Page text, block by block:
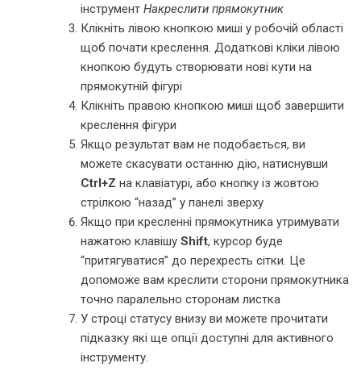
інструмент Накреслити прямокутник
Клікніть лівою кнопкою миші у робочій області
щоб почати креслення. Додаткові кліки лівою
кнопкою будуть створювати нові кути на
прямокутній фігурі
Клікніть правою кнопкою миші щоб завершити
креслення фігури
Якщо результат вам не подобається, ви
можете скасувати останню дію, натиснувши
Ctrl+Z на клавіатурі, або кнопку із жовтою
стрілкою “назад” у панелі зверху
Якщо при кресленні прямокутника утримувати
нажатою клавішу Shift, курсор буде
“притягуватися” до перехресть сітки. Це
допоможе вам креслити сторони прямокутника
точно паралельно сторонам листка
У строці статусу внизу ви можете прочитати
підказку які ще опції доступні для активного
інструменту.